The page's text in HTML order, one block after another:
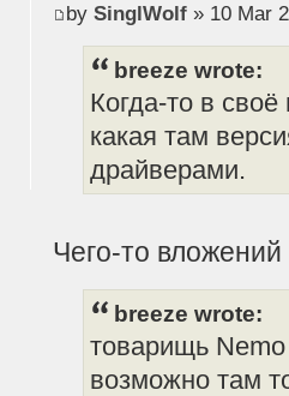
by SinglWolf» 10 Mar
breeze wrote:
Когда-то в
какая там
драйверами.
Чего-то
breeze wrote:
товарищь
возможно там